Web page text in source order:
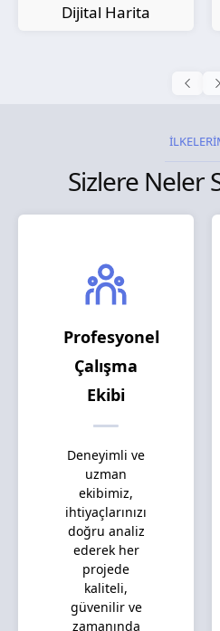
Dijital Kitap
Sizlere Neler
Profesyonel
Çalışma
Ekibi
Deneyimli ve
uzman
ekibimiz,
ihtiyaçlarınızı
doğru analiz
ederek her
projede
kaliteli,
güvenilir ve
zamanında